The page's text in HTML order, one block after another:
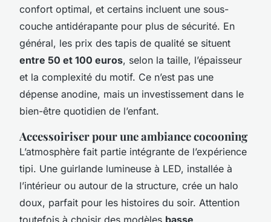
confort optimal, et certains incluent une sous-
couche antidérapante pour plus de sécurité. En
général, les prix des tapis de qualité se situent
entre 50 et 100 euros, selon la taille, l’épaisseur
et la complexité du motif. Ce n’est pas une
dépense anodine, mais un investissement dans le
bien-être quotidien de l’enfant.
Accessoiriser pour une ambiance cocooning
L’atmosphère fait partie intégrante de l’expérience
tipi. Une guirlande lumineuse à LED, installée à
l’intérieur ou autour de la structure, crée un halo
doux, parfait pour les histoires du soir. Attention
toutefois à choisir des modèles basse